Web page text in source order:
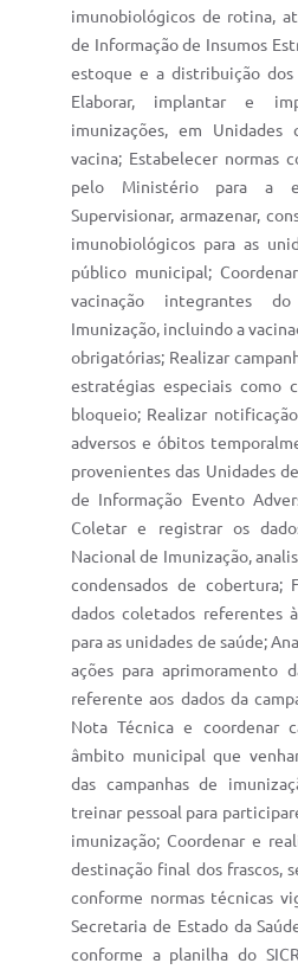
imunobiológicos de rotina,
de Informação de Insumos
estoque e a distribuição dos
Elaborar, implantar e
imunizações, em
vacina; Estabelecer normas
pelo Ministério para a
Supervisionar, armazenar,
imunobiológicos para as
público municipal;
vacinação integrantes
Imunização, incluindo a
obrigatórias; Realizar
estratégias especiais como
bloqueio; Realizar
adversos e óbitos
provenientes das Unidades
de Informação Evento
Coletar e registrar os
Nacional de Imunização,
condensados de cobertura;
dados coletados referentes
para as unidades de saúde;
ações para aprimoramento
referente aos dados da
Nota Técnica e coordenar
âmbito municipal que
das campanhas de
treinar pessoal para
imunização; Coordenar e
destinação final dos frascos,
conforme normas técnicas
Secretaria de Estado da
conforme a planilha do